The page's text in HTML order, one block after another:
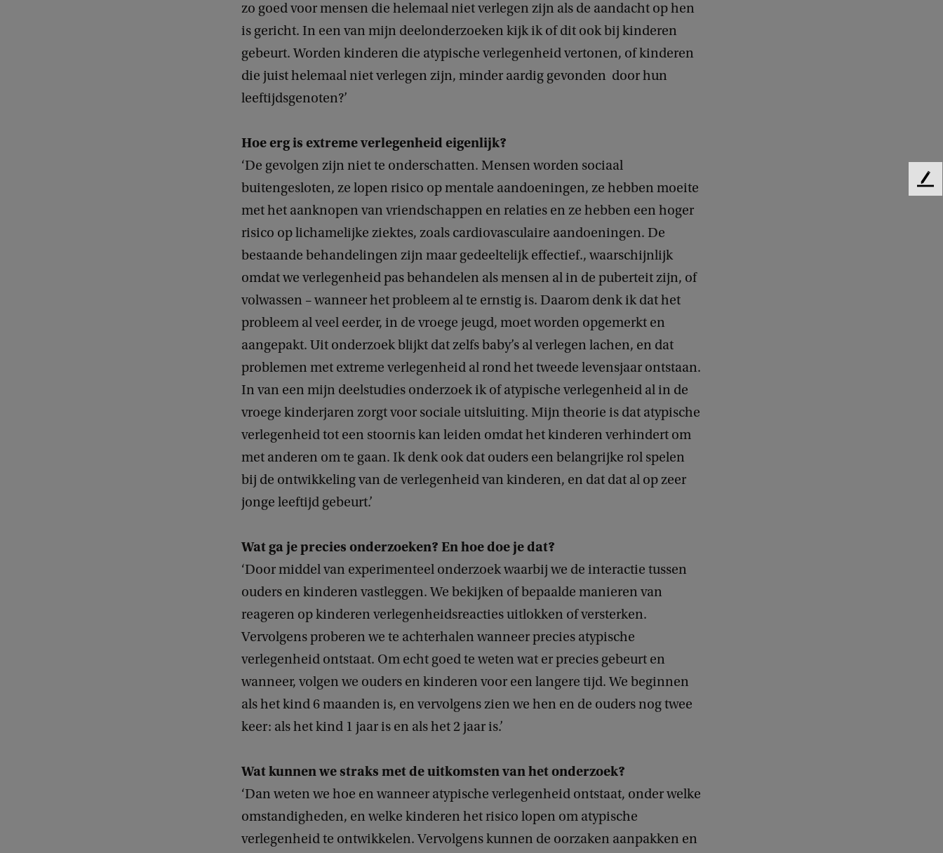
zo goed voor mensen die helemaal niet verlegen zijn als de aandacht op hen
is gericht. In een van mijn deelonderzoeken kijk ik of dit ook bij kinderen
gebeurt. Worden kinderen die atypische verlegenheid vertonen, of kinderen
die juist helemaal niet verlegen zijn, minder aardig gevonden door hun
leeftijdsgenoten?’
Hoe erg is extreme verlegenheid eigenlijk?
‘De gevolgen zijn niet te onderschatten. Mensen worden sociaal
buitengesloten, ze lopen risico op mentale aandoeningen, ze hebben moeite
met het aanknopen van vriendschappen en relaties en ze hebben een hoger
risico op lichamelijke ziektes, zoals cardiovasculaire aandoeningen. De
bestaande behandelingen zijn maar gedeeltelijk effectief., waarschijnlijk
omdat we verlegenheid pas behandelen als mensen al in de puberteit zijn, of
volwassen – wanneer het probleem al te ernstig is. Daarom denk ik dat het
probleem al veel eerder, in de vroege jeugd, moet worden opgemerkt en
aangepakt. Uit onderzoek blijkt dat zelfs baby’s al verlegen lachen, en dat
problemen met extreme verlegenheid al rond het tweede levensjaar ontstaan.
In van een mijn deelstudies onderzoek ik of atypische verlegenheid al in de
vroege kinderjaren zorgt voor sociale uitsluiting. Mijn theorie is dat atypische
verlegenheid tot een stoornis kan leiden omdat het kinderen verhindert om
met anderen om te gaan. Ik denk ook dat ouders een belangrijke rol spelen
bij de ontwikkeling van de verlegenheid van kinderen, en dat dat al op zeer
jonge leeftijd gebeurt.’
Wat ga je precies onderzoeken? En hoe doe je dat?
‘Door middel van experimenteel onderzoek waarbij we de interactie tussen
ouders en kinderen vastleggen. We bekijken of bepaalde manieren van
reageren op kinderen verlegenheidsreacties uitlokken of versterken.
Vervolgens proberen we te achterhalen wanneer precies atypische
verlegenheid ontstaat. Om echt goed te weten wat er precies gebeurt en
wanneer, volgen we ouders en kinderen voor een langere tijd. We beginnen
als het kind 6 maanden is, en vervolgens zien we hen en de ouders nog twee
keer: als het kind 1 jaar is en als het 2 jaar is.’
Wat kunnen we straks met de uitkomsten van het onderzoek?
‘Dan weten we hoe en wanneer atypische verlegenheid ontstaat, onder welke
omstandigheden, en welke kinderen het risico lopen om atypische
verlegenheid te ontwikkelen. Vervolgens kunnen de oorzaken aanpakken en
F